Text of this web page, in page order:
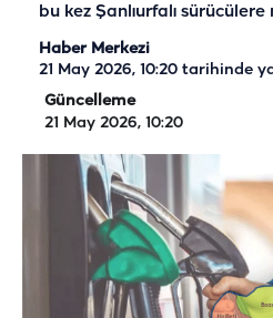
bu kez Şanlıurfalı
Haber Merkezi
21 May 2026, 10:20 tarihinde
Güncelleme
21 May 2026, 10:20